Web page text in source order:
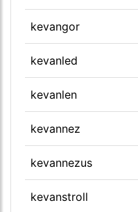
kevangor
kevanled
kevanlen
kevannez
kevannezus
kevanstroll